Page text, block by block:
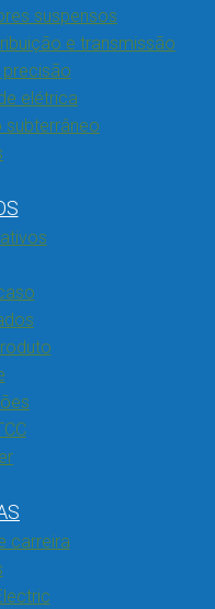
suspensos
e transmissão
elétrica
subterrâneo
carreira